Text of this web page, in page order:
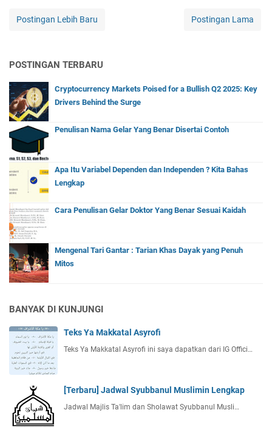
Postingan Lebih Baru Postingan Lama
POSTINGAN TERBARU
Cryptocurrency Markets Poised for a Bullish Q2 2025: Key
Drivers Behind the Surge
Penulisan Nama Gelar Yang Benar Disertai Contoh
Apa Itu Variabel Dependen dan Independen ? Kita Bahas
Lengkap
Cara Penulisan Gelar Doktor Yang Benar Sesuai Kaidah
Mengenal Tari Gantar : Tarian Khas Dayak yang Penuh
Mitos
BANYAK DI KUNJUNGI
Teks Ya Makkatal Asyrofi
Teks Ya Makkatal Asyrofi ini saya dapatkan dari IG Offici…
[Terbaru] Jadwal Syubbanul Muslimin Lengkap
Jadwal Majlis Ta'lim dan Sholawat Syubbanul Musli…